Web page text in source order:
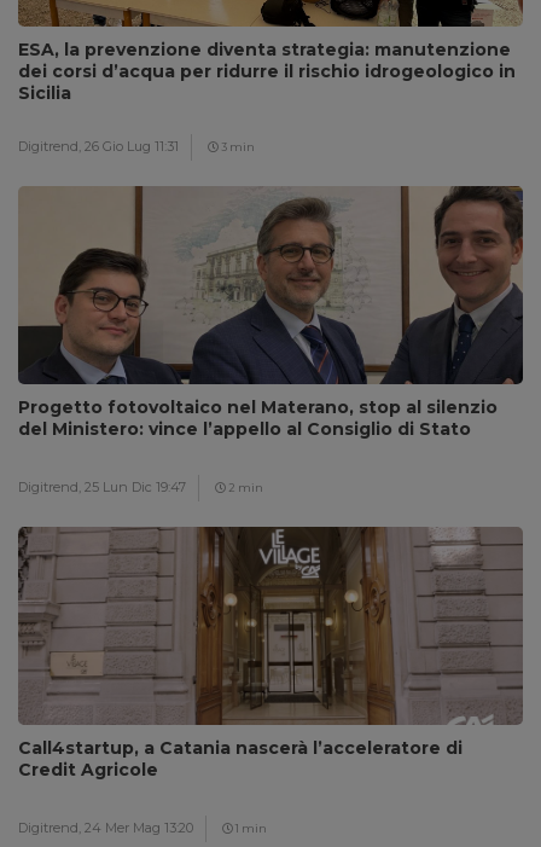
ESA, la prevenzione diventa strategia: manutenzione
dei corsi d’acqua per ridurre il rischio idrogeologico in
Sicilia
Digitrend, 26 Gio Lug 11:31 3 min
Progetto fotovoltaico nel Materano, stop al silenzio
del Ministero: vince l’appello al Consiglio di Stato
Digitrend, 25 Lun Dic 19:47 2 min
Call4startup, a Catania nascerà l’acceleratore di
Credit Agricole
Digitrend, 24 Mer Mag 13:20 1 min